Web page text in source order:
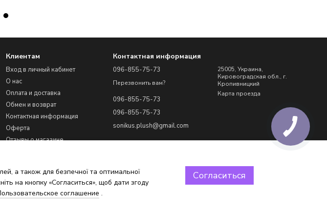
Клиентам
Вход в личный кабинет
О нас
Оплата и доставка
Обмен и возврат
Контактная информация
Оферта
Отзывы о магазине
Контактная информация
096-855-75-73
Перезвонить вам?
096-855-75-73
096-855-75-73
sonikus.plush@gmail.com
25005, Украина,
Кировоградская обл., г.
Кропивницкий
Карта проезда
а також для безпечної та оптимальної
на кнопку «Согласиться», щоб дати згоду
соглашение .
Согласиться